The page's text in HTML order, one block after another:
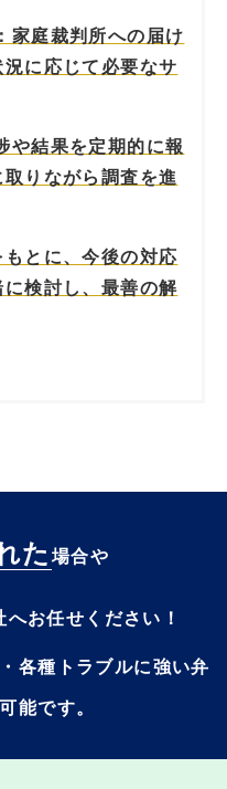
庭裁判所への届け
に応じて必要なサ
結果を定期的に報
りながら調査を進
とに、今後の対応
検討し、最善の解
た 場合や
お任せください！
各種トラブルに強い弁
能です。